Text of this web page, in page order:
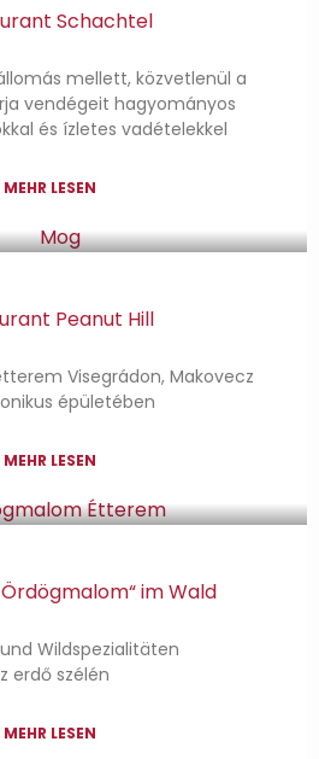
Schachtel
mellett, közvetlenül a
vendégeit hagyományos
és ízletes vadételekkel
MEHR LESEN
Peanut Hill
Visegrádon, Makovecz
épületében
MEHR LESEN
im Wald
Wildspezialitäten
erdő szélén
MEHR LESEN